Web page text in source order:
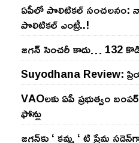
ఏపీలో పొలిటిక‌ల్ సంచ‌ల‌నం:
పొలిటికల్ ఎంట్రీ..!
జ‌గ‌న్ సెంచ‌రీ కాదు… 132
Suyodhana Review:
VAOల‌కు ఏపీ ప్ర‌భుత్వం
ఫోన్లు
జ‌గ‌న్‌కు ‘ క‌మ్మ ‘ టి ప్రేమ